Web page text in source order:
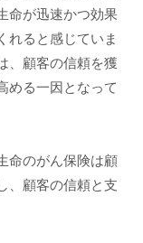
命が迅速かつ効果
れると感じていま
、顧客の信頼を獲
める一因となって
命のがん保険は顧
、顧客の信頼と支